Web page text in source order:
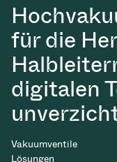
für die
digitalen
Vakuumventile
Lösungen